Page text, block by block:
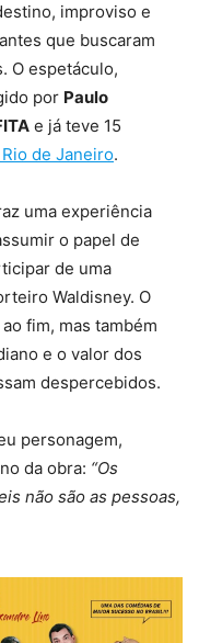
improviso e
que buscaram
O espetáculo,
por Paulo
e já teve 15
Rio de Janeiro.
uma experiência
o papel de
de uma
Waldisney. O
fim, mas também
e o valor dos
despercebidos.
personagem,
da obra: “Os
não são as pessoas,